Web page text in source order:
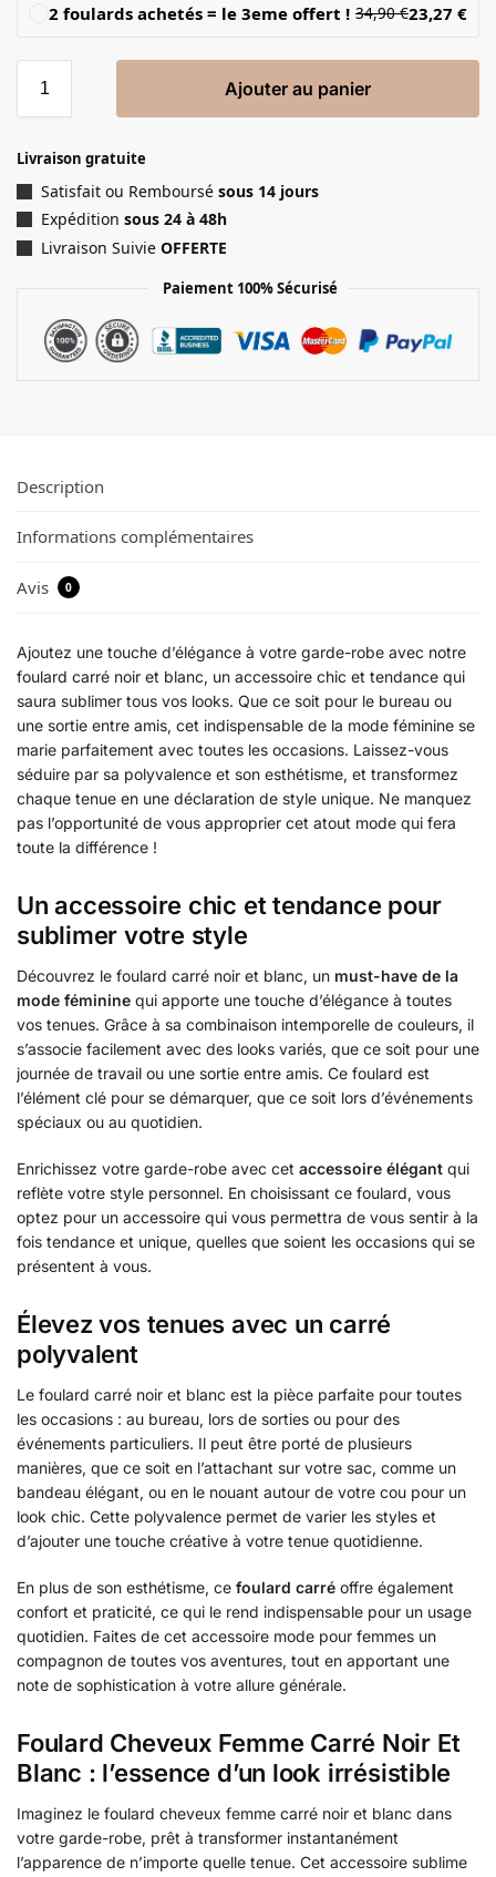
2 foulards achetés = le 3eme offert ! 34,90€23,27 €
Ajouter au panier
Livraison gratuite
Satisfait ou Remboursé sous 14 jours
Expédition sous 24 à 48h
Livraison Suivie OFFERTE
Paiement 100% Sécurisé
Description
Informations complémentaires
Avis 0
Ajoutez une touche d’élégance à votre garde-robe avec notre
foulard carré noir et blanc, un accessoire chic et tendance qui
saura sublimer tous vos looks. Que ce soit pour le bureau ou
une sortie entre amis, cet indispensable de la mode féminine se
marie parfaitement avec toutes les occasions. Laissez-vous
séduire par sa polyvalence et son esthétisme, et transformez
chaque tenue en une déclaration de style unique. Ne manquez
pas l’opportunité de vous approprier cet atout mode qui fera
toute la différence !
Un accessoire chic et tendance pour
sublimer votre style
Découvrez le foulard carré noir et blanc, un must-have de la
mode féminine qui apporte une touche d’élégance à toutes
vos tenues. Grâce à sa combinaison intemporelle de couleurs, il
s’associe facilement avec des looks variés, que ce soit pour une
journée de travail ou une sortie entre amis. Ce foulard est
l’élément clé pour se démarquer, que ce soit lors d’événements
spéciaux ou au quotidien.
Enrichissez votre garde-robe avec cet accessoire élégant qui
reflète votre style personnel. En choisissant ce foulard, vous
optez pour un accessoire qui vous permettra de vous sentir à la
fois tendance et unique, quelles que soient les occasions qui se
présentent à vous.
Élevez vos tenues avec un carré
polyvalent
Le foulard carré noir et blanc est la pièce parfaite pour toutes
les occasions : au bureau, lors de sorties ou pour des
événements particuliers. Il peut être porté de plusieurs
manières, que ce soit en l’attachant sur votre sac, comme un
bandeau élégant, ou en le nouant autour de votre cou pour un
look chic. Cette polyvalence permet de varier les styles et
d’ajouter une touche créative à votre tenue quotidienne.
En plus de son esthétisme, ce foulard carré offre également
confort et praticité, ce qui le rend indispensable pour un usage
quotidien. Faites de cet accessoire mode pour femmes un
compagnon de toutes vos aventures, tout en apportant une
note de sophistication à votre allure générale.
Foulard Cheveux Femme Carré Noir Et
Blanc : l’essence d’un look irrésistible
Imaginez le foulard cheveux femme carré noir et blanc dans
votre garde-robe, prêt à transformer instantanément
l’apparence de n’importe quelle tenue. Cet accessoire sublime